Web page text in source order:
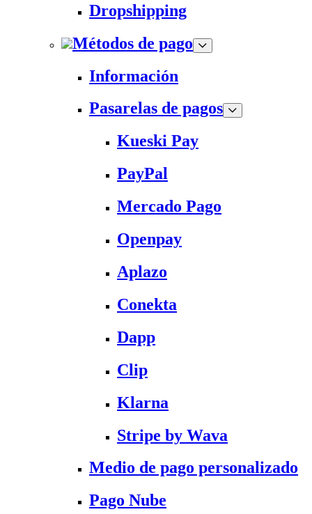
Dropshipping
Métodos de pago
Información
Pasarelas de pagos
Kueski Pay
PayPal
Mercado Pago
Openpay
Aplazo
Conekta
Dapp
Clip
Klarna
Stripe by Wava
Medio de pago personalizado
Pago Nube